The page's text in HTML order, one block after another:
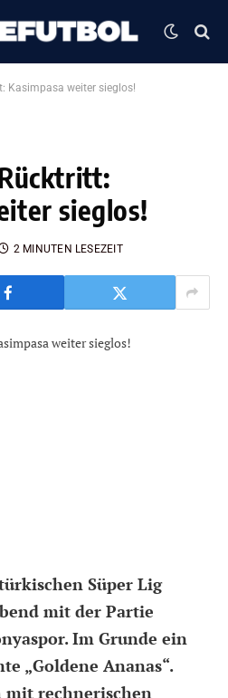
Kasimpasa weiter sieglos!
sieglos!
2 MINUTEN LESEZEIT
Süper Lig
mit der Partie
Im Grunde ein
„Goldene Ananas“.
mit rechnerischen